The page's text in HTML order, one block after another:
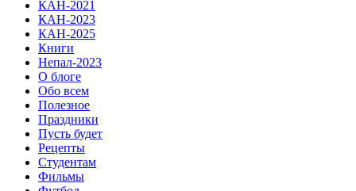
КАН-2021
КАН-2023
КАН-2025
Книги
Непал-2023
О блоге
Обо всем
Полезное
Праздники
Пусть будет
Рецепты
Студентам
Фильмы